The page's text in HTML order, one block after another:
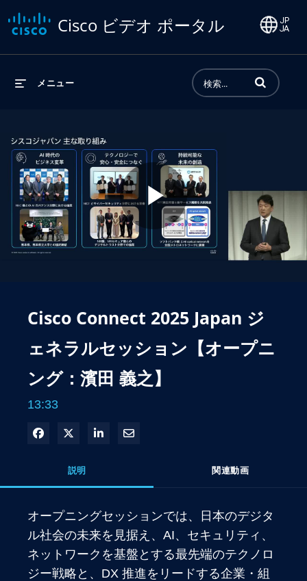
Cisco ビデオ ポータル
メニュー 動画の検索語句
Play
Cisco Connect 2025 Japan ジ
ェネラルセッション【オープニ
ング：濱田 義之】
13:33
Facebook で共有
Xで共有する
LinkedIn で共有
電子メールで共有
説明 関連動画
オープニングセッションでは、日本のデジタ
ル社会の未来を見据え、AI、セキュリティ、
ネットワークを基盤とする最先端のテクノロ
ジー戦略と、DX 推進をリードする企業・組